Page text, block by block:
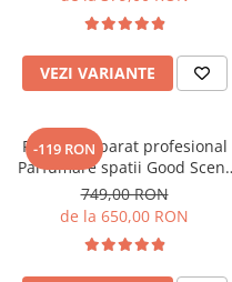
VEZI VARIANTE
-119 RON
PACHET: Aparat profesional
Parfumare spatii Good Scent
GS 100, culoare alb si negru si
5 rezerve de 100 g incluse
749,00 RON
de la 650,00 RON